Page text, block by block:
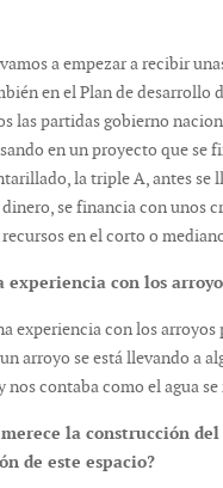
a empezar a recibir
en el Plan de desarrollo
las partidas gobierno
en un proyecto que
la triple A, antes se
se financia con unos
en el corto o
experiencia con los
experiencia con los
arroyo se está llevando a
nos contaba como el agua
la construcción
de este espacio?